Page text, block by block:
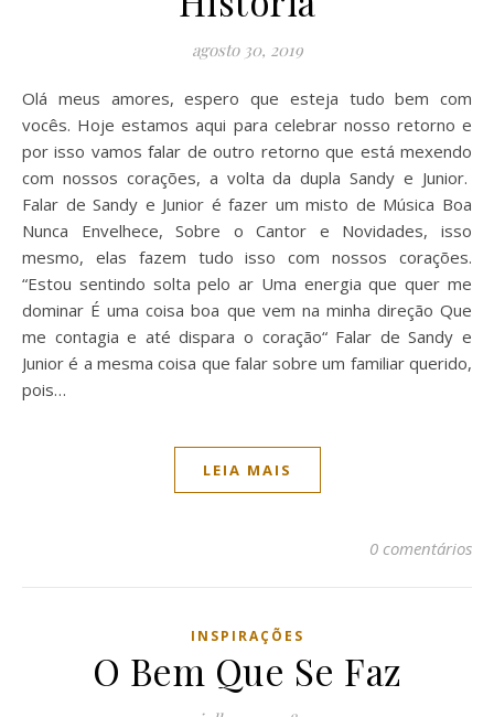
agosto 30, 2019
Olá meus amores, espero que esteja tudo bem com
vocês. Hoje estamos aqui para celebrar nosso retorno e
por isso vamos falar de outro retorno que está mexendo
com nossos corações, a volta da dupla Sandy e Junior.
Falar de Sandy e Junior é fazer um misto de Música Boa
Nunca Envelhece, Sobre o Cantor e Novidades, isso
mesmo, elas fazem tudo isso com nossos corações.
“Estou sentindo solta pelo ar Uma energia que quer me
dominar É uma coisa boa que vem na minha direção Que
me contagia e até dispara o coração“ Falar de Sandy e
Junior é a mesma coisa que falar sobre um familiar querido,
pois…
LEIA MAIS
0 comentários
INSPIRAÇÕES
O Bem Que Se Faz